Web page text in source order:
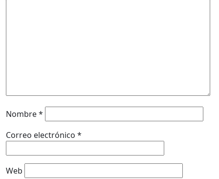
Nombre*
Correo electrónico *
Web